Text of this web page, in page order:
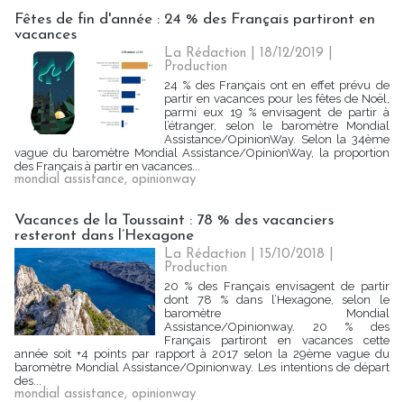
Fêtes de fin d'année : 24 % des Français partiront en
vacances
La Rédaction | 18/12/2019
Production
24 % des Français ont en effet prévu de
partir en vacances pour les fêtes de Noël,
parmi eux 19 % envisagent de partir à
l’étranger, selon le baromètre Mondial
Assistance/OpinionWay. Selon la 34ème
vague du baromètre Mondial Assistance/OpinionWay, la proportion
des Français à partir en vacances...
mondial assistance, opinionway
Vacances de la Toussaint : 78 % des vacanciers
resteront dans l’Hexagone
La Rédaction | 15/10/2018
Production
20 % des Français envisagent de partir
dont 78 % dans l’Hexagone, selon le
baromètre Mondial
Assistance/Opinionway. 20 % des
Français partiront en vacances cette
année soit +4 points par rapport à 2017 selon la 29ème vague du
baromètre Mondial Assistance/Opinionway. Les intentions de départ
des...
mondial assistance, opinionway